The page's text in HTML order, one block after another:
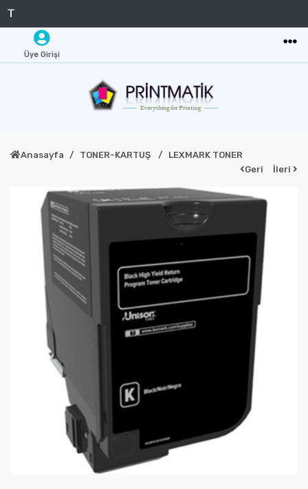
Üye Girişi
Anasayfa TONER-KARTUŞ
LEXMARK TONER
Geri
İleri